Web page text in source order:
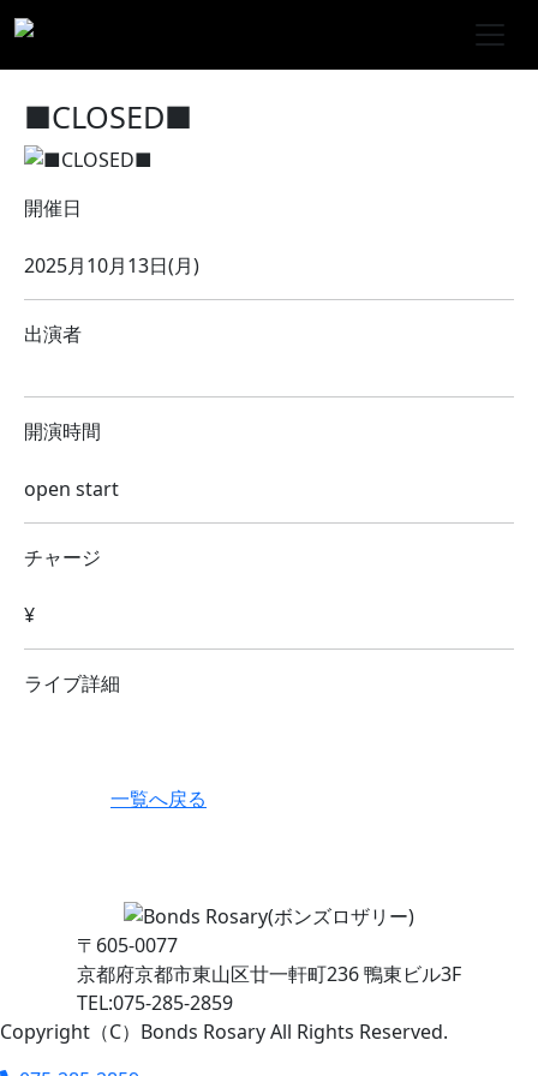
■CLOSED■
開催日
2025月10月13日(月)
出演者
開演時間
open start
チャージ
¥
ライブ詳細
一覧へ戻る
〒605-0077
京都府京都市東山区廿一軒町236 鴨東ビル3F
TEL:075-285-2859
Copyright（C）Bonds Rosary All Rights Reserved.